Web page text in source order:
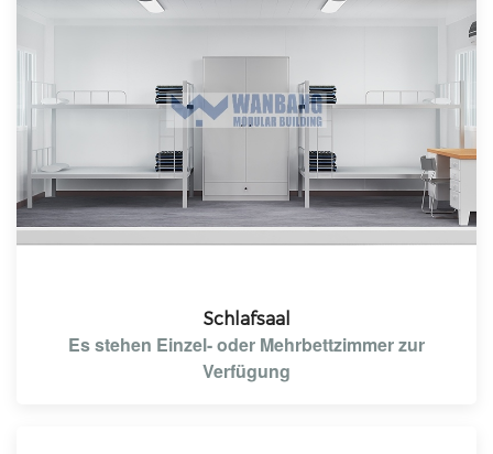
Schlafsaal
Es stehen Einzel- oder Mehrbettzimmer zur
Verfügung